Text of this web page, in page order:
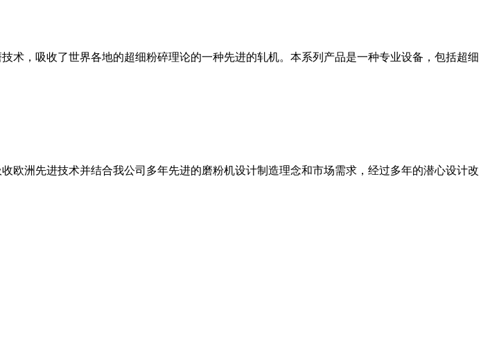
术，吸收了世界各地的超细粉碎理论的一种先进的轧机。本系列产品是一种专业设备，包括超细
欧洲先进技术并结合我公司多年先进的磨粉机设计制造理念和市场需求，经过多年的潜心设计改